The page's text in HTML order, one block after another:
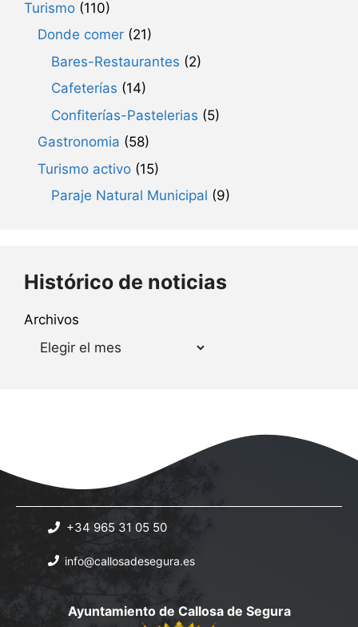
Turismo (110)
Donde comer (21)
Bares-Restaurantes (2)
Cafeterías (14)
Confiterías-Pastelerias (5)
Gastronomia (58)
Turismo activo (15)
Paraje Natural Municipal (9)
Histórico de noticias
Archivos
+34 965 31 05 50
info@callosadesegura.es
Ayuntamiento de Callosa de Segura